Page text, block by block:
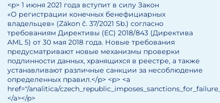
<p> 1 июня 2021 года вступит в силу Закон
«О регистрации конечных бенефициарных
владельцев» (Zákon č. 37/2021 Sb.) согласно
требованиям Директивы (ЕС) 2018/843 (Директива
AML 5) от 30 мая 2018 года. Новые требования
предусматривают новые механизмы проверки
подлинности данных, хранящихся в реестре, а также
устанавливают различные санкции за несоблюдение
определенных правил.</p> <p> <a
href="/analitica/
</a></p>